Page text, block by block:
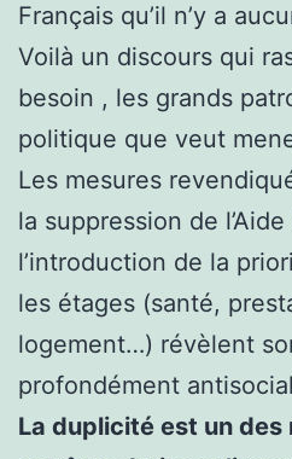
Français qu’il n’y a
Voilà un discours qui
besoin , les grands
politique que veut
Les mesures
la suppression de
l’introduction de la
les étages (santé,
logement…) révèlent
profondément
La duplicité est un